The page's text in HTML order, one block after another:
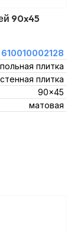
90x45
610010002128
плитка
плитка
90x45
матовая